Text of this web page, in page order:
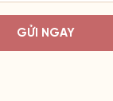
GỬI NGAY